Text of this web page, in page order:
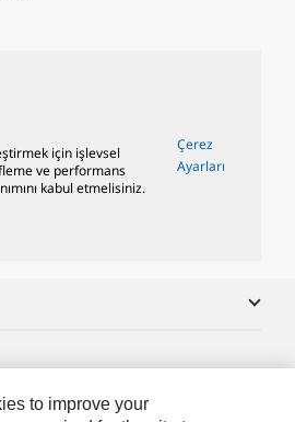
için işlevsel
ve performans
kabul etmelisiniz.
Çerez
Ayarları
to improve your